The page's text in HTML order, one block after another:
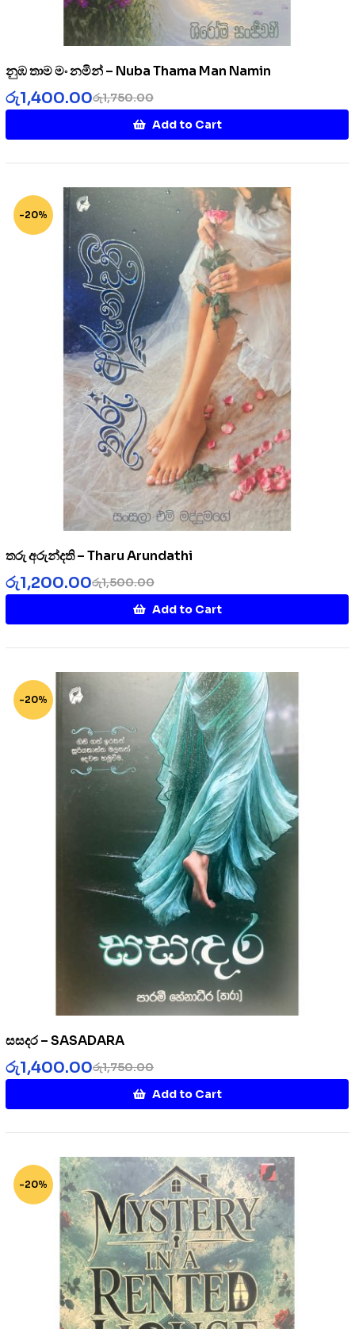
නුඹ තාම මං නමින් – Nuba Thama Man Namin
රු1,750.00
රු1,400.00
Add to Cart
-20%
තරු අරුන්දති – Tharu Arundathi
රු1,500.00
රු1,200.00
Add to Cart
-20%
සසදර – SASADARA
රු1,750.00
රු1,400.00
Add to Cart
-20%